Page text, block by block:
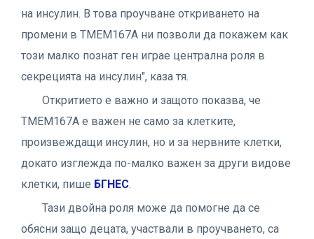
на инсулин. В това проучване откриването на
промени в TMEM167A ни позволи да покажем как
този малко познат ген играе централна роля в
секрецията на инсулин", каза тя.
Откритието е важно и защото показва, че
TMEM167A е важен не само за клетките,
произвеждащи инсулин, но и за нервните клетки,
докато изглежда по-малко важен за други видове
клетки, пише БГНЕС.
Тази двойна роля може да помогне да се
обясни защо децата, участвали в проучването, са